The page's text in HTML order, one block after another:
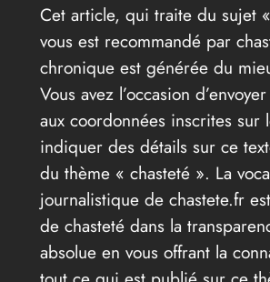
Cet article, qui traite du sujet
vous est recommandé par
chronique est générée du
Vous avez l’occasion
aux coordonnées inscrites sur
indiquer des détails sur ce
du thème « chasteté ». La
journalistique de chastete.fr
de chasteté dans la
absolue en vous offrant la